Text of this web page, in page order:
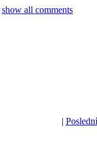
show all comments
|